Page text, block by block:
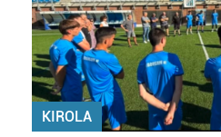
KIROLA